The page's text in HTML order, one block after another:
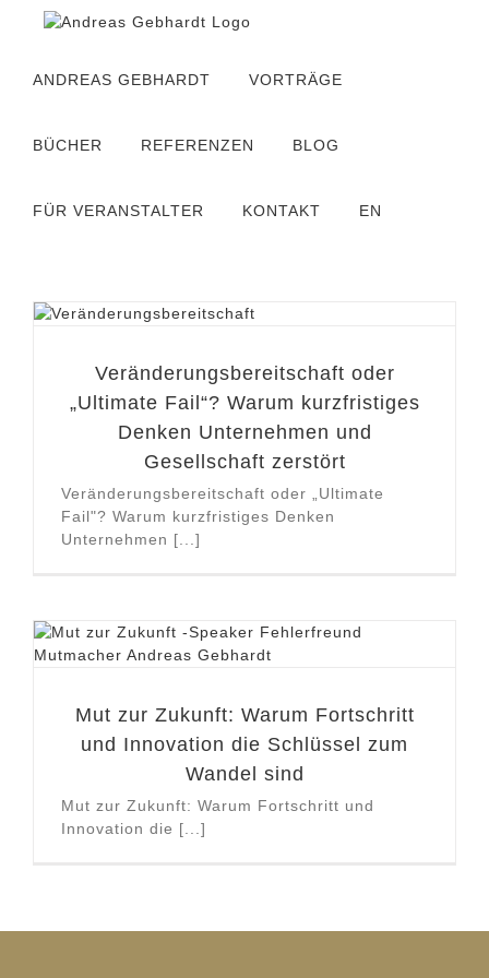
ANDREAS GEBHARDT
VORTRÄGE
BÜCHER REFERENZEN BLOG
FÜR VERANSTALTER KONTAKT EN
Veränderungsbereitschaft oder
„Ultimate Fail“? Warum kurzfristiges
Denken Unternehmen und
Gesellschaft zerstört
Veränderungsbereitschaft oder „Ultimate
Fail"? Warum kurzfristiges Denken
Unternehmen [...]
Mut zur Zukunft: Warum Fortschritt
und Innovation die Schlüssel zum
Wandel sind
Mut zur Zukunft: Warum Fortschritt und
Innovation die [...]